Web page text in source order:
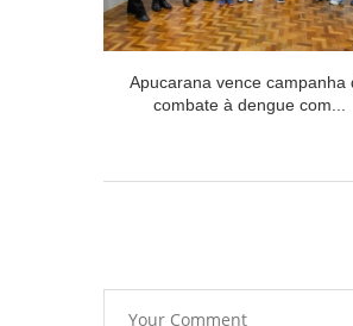
Apucarana vence campanha
combate à dengue com...